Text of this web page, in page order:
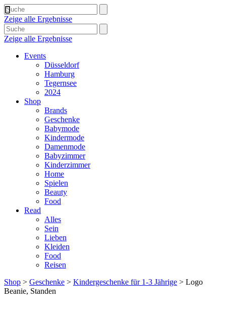
Zeige alle Ergebnisse
Zeige alle Ergebnisse
Events
Düsseldorf
Hamburg
Tegernsee
2024
Shop
Brands
Geschenke
Babymode
Kindermode
Damenmode
Babyzimmer
Kinderzimmer
Home
Spielen
Beauty
Food
Read
Alles
Sein
Lieben
Kleiden
Food
Reisen
Shop > Geschenke > Kindergeschenke für 1-3 Jährige > Logo
Beanie, Standen